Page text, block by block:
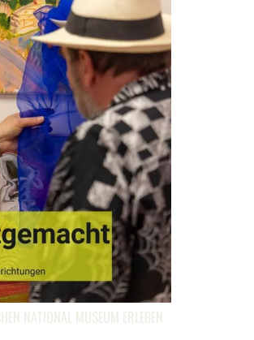
NATIONAL MUSEUM ERLEBEN